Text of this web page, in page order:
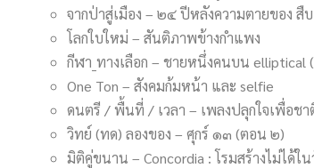
จากป่าสู่เมือง – ๒๔ ปีหลังความตายของ สื
โลกใบใหม่ – สันติภาพข้างกำแพง
กีฬา_ทางเลือก – ชายหนึ่งคนบน elliptical
One Ton – สังคมก้มหน้า และ selfie
ดนตรี / พื้นที่ / เวลา – เพลงปลุกใจเพื่อช
วิทย์ (ทด) ลองของ – ศุกร์ ๑๓ (ตอน ๒)
มิติคู่ขนาน – Concordia : โรมสร้างไม่ได้ใน